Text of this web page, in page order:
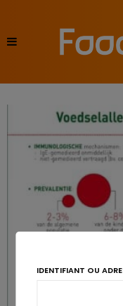
IDENTIFIANT OU